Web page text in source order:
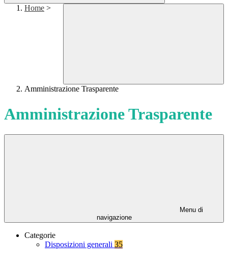
Home >
Amministrazione Trasparente
Amministrazione Trasparente
Menu di
navigazione
Categorie
Disposizioni generali 35